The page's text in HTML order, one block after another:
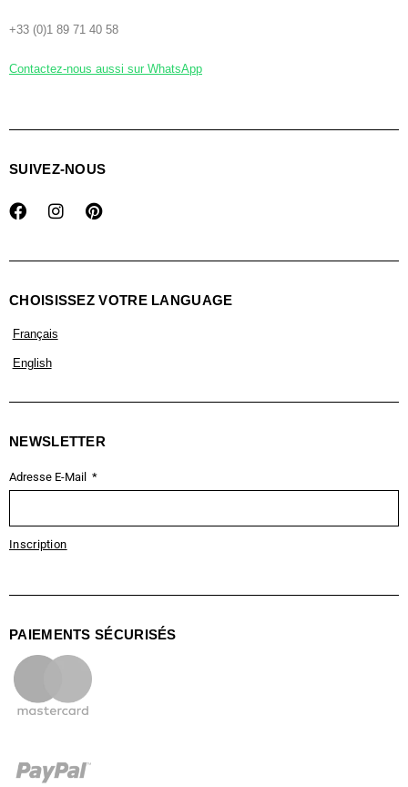
+33 (0)1 89 71 40 58
Contactez-nous aussi sur WhatsApp
SUIVEZ-NOUS
CHOISISSEZ VOTRE LANGUAGE
Français
English
NEWSLETTER
Adresse E-Mail
Inscription
PAIEMENTS SÉCURISÉS